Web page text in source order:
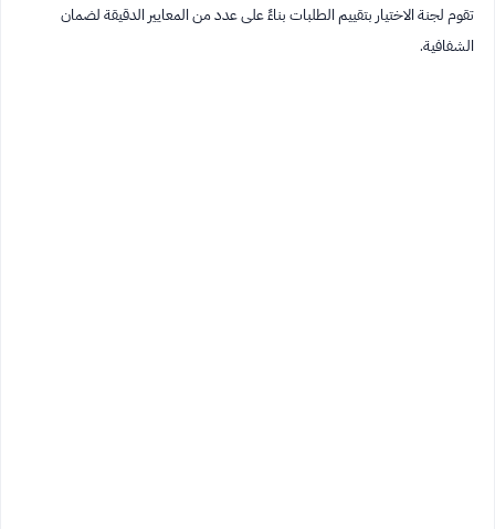
تقوم لجنة الاختيار بتقييم الطلبات بناءً على عدد من المعايير الدقيقة لضمان
الشفافية.